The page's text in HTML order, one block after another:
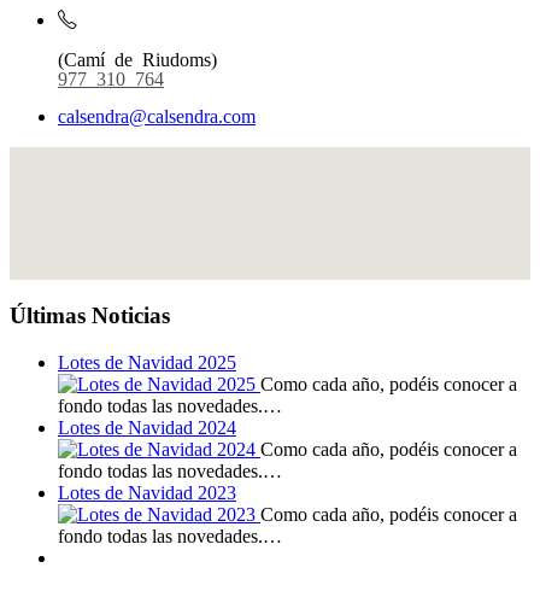
(Camí de Riudoms)
977 310 764
calsendra@calsendra.com
Últimas Noticias
Lotes de Navidad 2025
Como cada año, podéis conocer a
fondo todas las novedades.…
Lotes de Navidad 2024
Como cada año, podéis conocer a
fondo todas las novedades.…
Lotes de Navidad 2023
Como cada año, podéis conocer a
fondo todas las novedades.…